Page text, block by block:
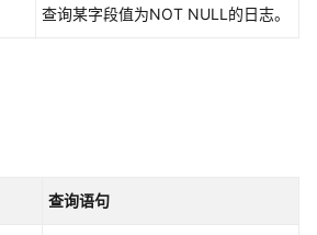
查询某字段值为NOT NULL的日志。
查询语句